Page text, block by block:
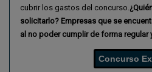
cubrir los gastos del concurso.
solicitarlo? Empresas que se
al no poder cumplir de forma
Concurso